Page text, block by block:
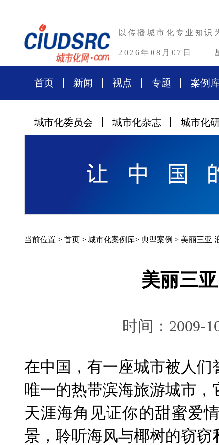
以传播城市化专业知识
2026年08月07日
首页 新闻 视点 专题 案例
城市化委员会 城市化杂志 城市化
当前位置 > 首页 > 城市化案例库> 典型案例 > 美丽三亚
美丽三
时间：2009-
在中国，有一座城市被人
唯一的热带滨海旅游城市
天涯海角见证你的甜蜜爱
景，聆听海风与椰树的窃